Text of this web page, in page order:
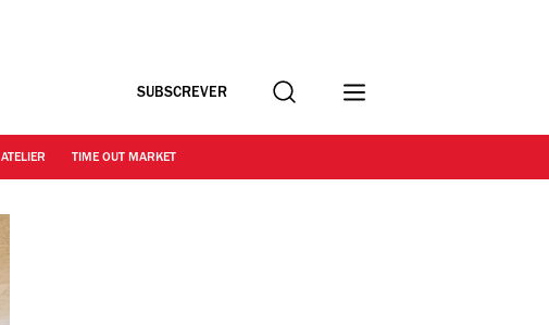
SUBSCREVER Procurar
ATELIER TIME OUT MARKET